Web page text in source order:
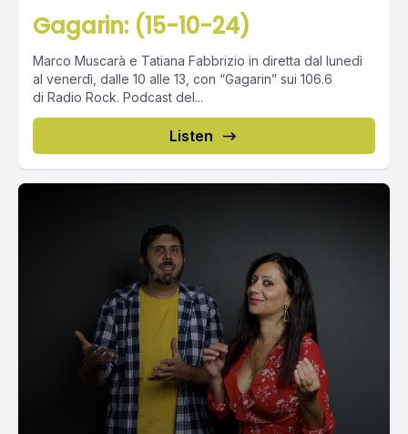
Gagarin: (15-10-24)
Marco Muscarà e Tatiana Fabbrizio in diretta dal lunedì
al venerdì, dalle 10 alle 13, con “Gagarin” sui 106.6
di Radio Rock. Podcast del...
Listen